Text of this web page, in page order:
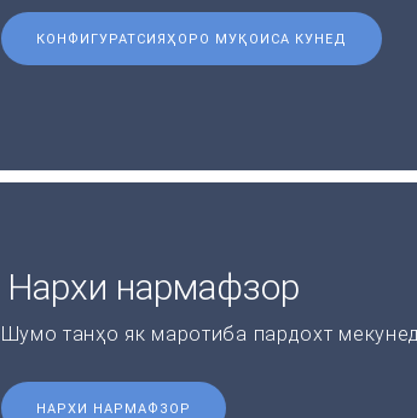
КОНФИГУРАТСИЯҲОРО МУҚОИСА КУНЕД
Нархи нармафзор
Шумо танҳо як маротиба пардохт
НАРХИ НАРМАФЗОР